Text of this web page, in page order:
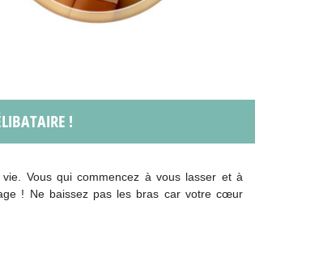
!
Vous qui commencez à vous lasser et à
! Ne baissez pas les bras car votre cœur